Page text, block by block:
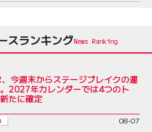
スランキング
今週末からステージブレイクの運
2027年カレンダーでは4つのト
たに確定
08-07